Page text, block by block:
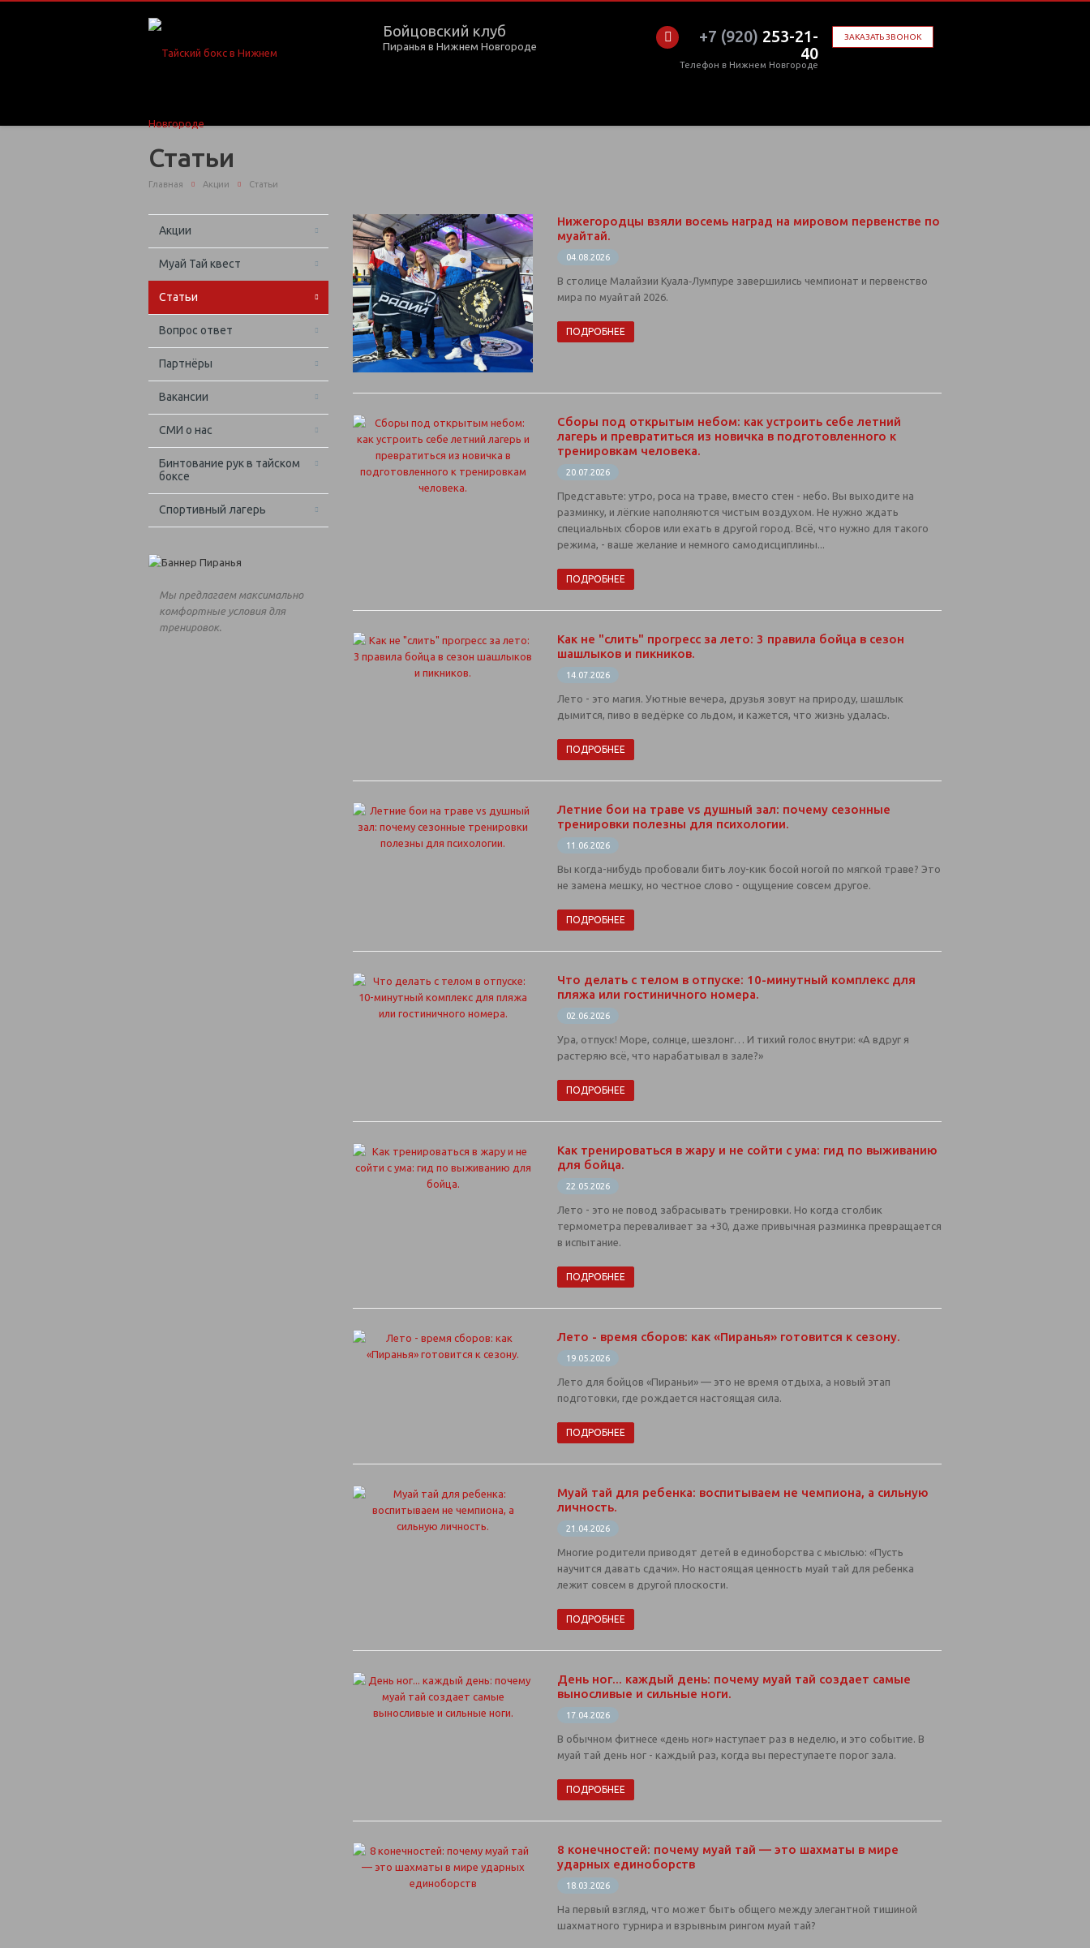
Бойцовский клуб
Пиранья в Нижнем Новгороде
ЗАКАЗАТЬ ЗВОНОК
+7 (920) 253-21-
40
Телефон в Нижнем Новгороде
Статьи
Главная Акции Статьи
Акции
Муай Тай квест
Статьи
Вопрос ответ
Партнёры
Вакансии
СМИ о нас
Бинтование рук в тайском
боксе
Спортивный лагерь
Мы предлагаем максимально
комфортные условия для
тренировок.
Нижегородцы взяли восемь наград на мировом первенстве по
муайтай.
04.08.2026
В столице Малайзии Куала‑Лумпуре завершились чемпионат и первенство
мира по муайтай 2026.
ПОДРОБНЕЕ
Сборы под открытым небом: как устроить себе летний
лагерь и превратиться из новичка в подготовленного к
тренировкам человека.
20.07.2026
Представьте: утро, роса на траве, вместо стен - небо. Вы выходите на
разминку, и лёгкие наполняются чистым воздухом. Не нужно ждать
специальных сборов или ехать в другой город. Всё, что нужно для такого
режима, - ваше желание и немного самодисциплины...
ПОДРОБНЕЕ
Как не "слить" прогресс за лето: 3 правила бойца в сезон
шашлыков и пикников.
14.07.2026
Лето - это магия. Уютные вечера, друзья зовут на природу, шашлык
дымится, пиво в ведёрке со льдом, и кажется, что жизнь удалась.
ПОДРОБНЕЕ
Летние бои на траве vs душный зал: почему сезонные
тренировки полезны для психологии.
11.06.2026
Вы когда-нибудь пробовали бить лоу-кик босой ногой по мягкой траве? Это
не замена мешку, но честное слово - ощущение совсем другое.
ПОДРОБНЕЕ
Что делать с телом в отпуске: 10-минутный комплекс для
пляжа или гостиничного номера.
02.06.2026
Ура, отпуск! Море, солнце, шезлонг… И тихий голос внутри: «А вдруг я
растеряю всё, что нарабатывал в зале?»
ПОДРОБНЕЕ
Как тренироваться в жару и не сойти с ума: гид по выживанию
для бойца.
22.05.2026
Лето - это не повод забрасывать тренировки. Но когда столбик
термометра переваливает за +30, даже привычная разминка превращается
в испытание.
ПОДРОБНЕЕ
Лето - время сборов: как «Пиранья» готовится к сезону.
19.05.2026
Лето для бойцов «Пираньи» — это не время отдыха, а новый этап
подготовки, где рождается настоящая сила.
ПОДРОБНЕЕ
Муай тай для ребенка: воспитываем не чемпиона, а сильную
личность.
21.04.2026
Многие родители приводят детей в единоборства с мыслью: «Пусть
научится давать сдачи». Но настоящая ценность муай тай для ребенка
лежит совсем в другой плоскости.
ПОДРОБНЕЕ
День ног... каждый день: почему муай тай создает самые
выносливые и сильные ноги.
17.04.2026
В обычном фитнесе «день ног» наступает раз в неделю, и это событие. В
муай тай день ног - каждый раз, когда вы переступаете порог зала.
ПОДРОБНЕЕ
8 конечностей: почему муай тай — это шахматы в мире
ударных единоборств
18.03.2026
На первый взгляд, что может быть общего между элегантной тишиной
шахматного турнира и взрывным рингом муай тай?